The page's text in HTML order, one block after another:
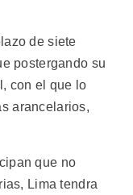
de siete
postergando su
con el que lo
arancelarios,
que no
Lima tendra